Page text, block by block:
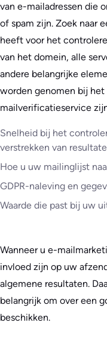
van e-mailadressen die
of spam zijn. Zoek naar
heeft voor het
van het domein, alle
andere belangrijke
worden genomen bij
mailverificatieservice
Snelheid bij het
verstrekken van
Hoe u uw mailinglijst
GDPR-naleving en
Waarde die past bij uw
Wanneer u e-
invloed zijn op uw
algemene resultaten.
belangrijk om over een
beschikken.